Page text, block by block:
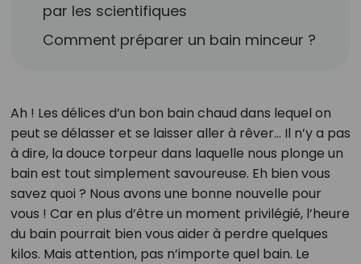
par les scientifiques
Comment préparer un bain minceur ?
Ah ! Les délices d’un bon bain chaud dans lequel on
peut se délasser et se laisser aller à rêver… Il n’y a pas
à dire, la douce torpeur dans laquelle nous plonge un
bain est tout simplement savoureuse. Eh bien vous
savez quoi ? Nous avons une bonne nouvelle pour
vous ! Car en plus d’être un moment privilégié, l’heure
du bain pourrait bien vous aider à perdre quelques
kilos. Mais attention, pas n’importe quel bain. Le